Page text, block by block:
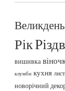
Великдень
Рік
вишивка
клумби кухня
новорічний